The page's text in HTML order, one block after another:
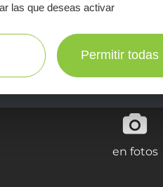
disfrutar de su
AQUÍ!
en fotos
las que deseas activar
Permitir todas